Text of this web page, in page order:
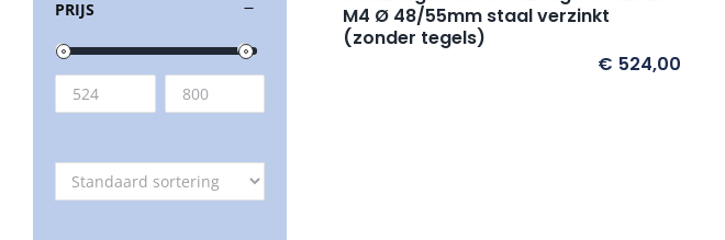
M4 Ø 48/55mm staal verzinkt
(zonder tegels)
€ 524,00
PRIJS